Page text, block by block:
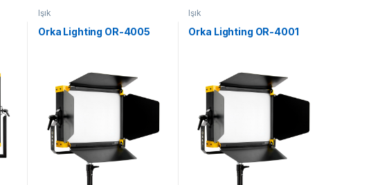
Işık
Orka Lighting OR-4005
Işık
Orka Lighting OR-4001